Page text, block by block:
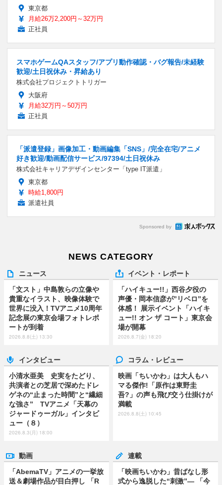
東京都
月給26万2,200円～32万円
正社員
スマホゲームQAスタッフ/アプリ動作確認・バグ報告/未経験
歓迎/土日祝休み・昇給あり
株式会社プロジェクトトリガー
大阪府
月給32万円～50万円
正社員
「派遣登録」画像加工・動画編集「SNS」/完全在宅/アニメ
好き歓迎/動画配信サービス/97394/土日祝休み
株式会社キャリアデザインセンター「type IT派遣」
東京都
時給1,800円
派遣社員
Sponsored by
NEWS CATEGORY
ニュース
「文スト」中島敦らの立像や
貴重なイラスト、映像体験で
世界に没入！TVアニメ10周年
記念展の東京会場フォトレポ
ートが到着
2026.8.8(土) 13:30
イベント・レポート
「ハイキュー!!」西谷夕役の
声優・岡本信彦が”リベロ”を
体感！ 展示イベント「ハイキ
ュー!! オン ザ コート」東京会
場が開幕
2026.8.7(金) 18:20
インタビュー
小清水亜美 史実をたどり、
共演者との芝居で深めたドレ
ゲネの“止まった時間”と“繊細
な強さ” TVアニメ「天幕の
ジャードゥーガル」インタビ
ュー（８）
2026.8.3(月) 18:00
コラム・レビュー
映画「ちいかわ」は大人もハ
マる傑作!「原作は東野圭
吾?」の声も飛び交う仕掛けが
満載
2026.8.8(土) 10:45
動画
「AbemaTV」アニメの一挙放
送＆劇場作品が目白押し 「R
連載
「映画ちいかわ」昔ばなし形
式から逸脱した“刺激”― 「今